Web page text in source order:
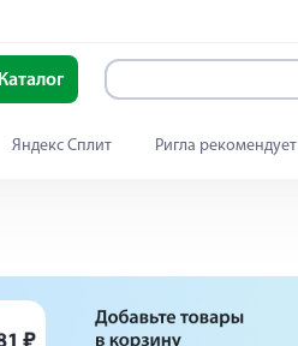
Каталог
Яндекс Сплит Ригла рекомендует